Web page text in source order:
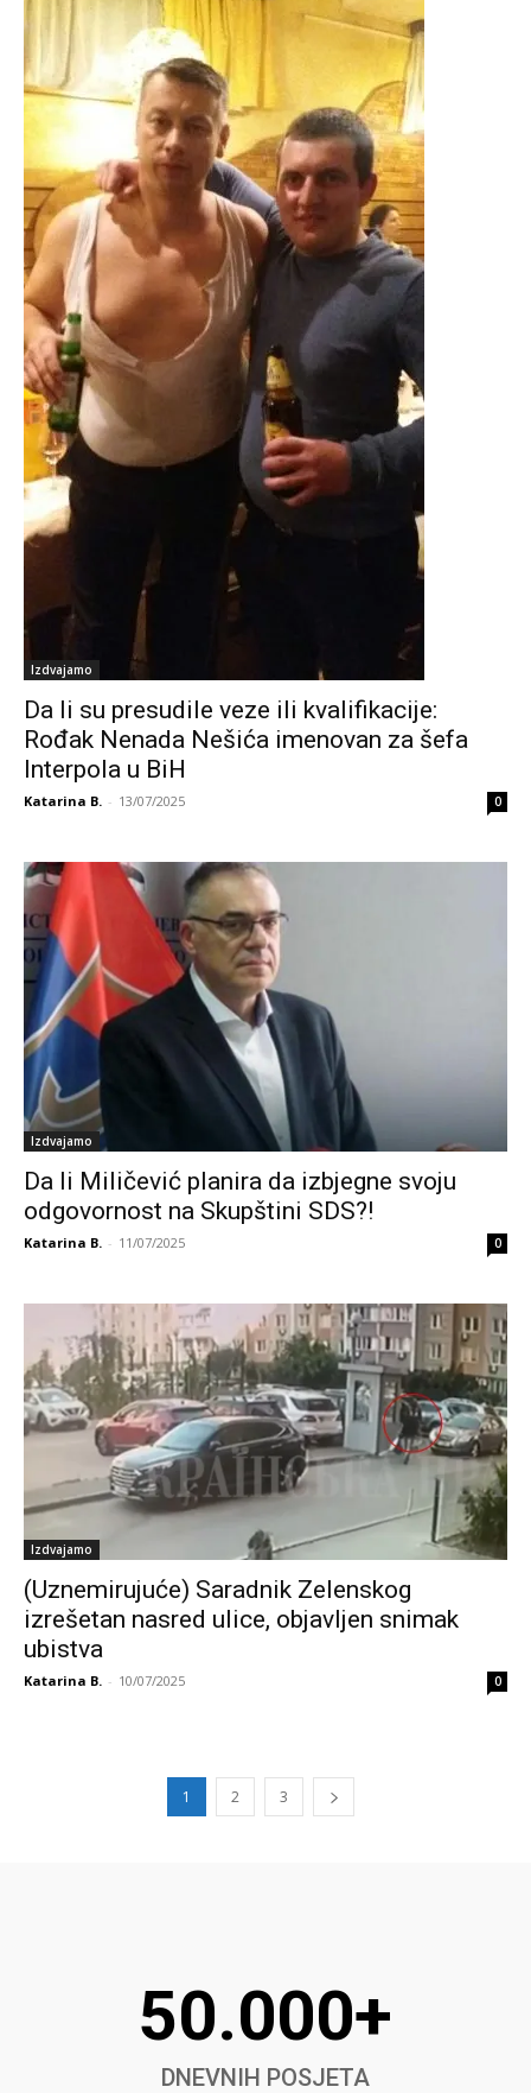
Izdvajamo
Da li su presudile veze ili kvalifikacije:
Rođak Nenada Nešića imenovan za šefa
Interpola u BiH
Katarina B. - 13/07/2025 0
Izdvajamo
Da li Miličević planira da izbjegne svoju
odgovornost na Skupštini SDS?!
Katarina B. - 11/07/2025 0
Izdvajamo
(Uznemirujuće) Saradnik Zelenskog
izrešetan nasred ulice, objavljen snimak
ubistva
Katarina B. - 10/07/2025 0
1 2 3
50.000+
DNEVNIH POSJETA